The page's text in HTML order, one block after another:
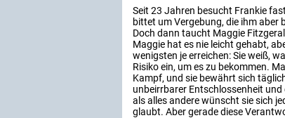
Seit 23 Jahren besucht Frankie
bittet um Vergebung, die ihm
Doch dann taucht Maggie
Maggie hat es nie leicht gehabt,
wenigsten je erreichen: Sie weiß,
Risiko ein, um es zu bekommen.
Kampf, und sie bewährt sich
unbeirrbarer Entschlossenheit
als alles andere wünscht sie sich
glaubt. Aber gerade diese